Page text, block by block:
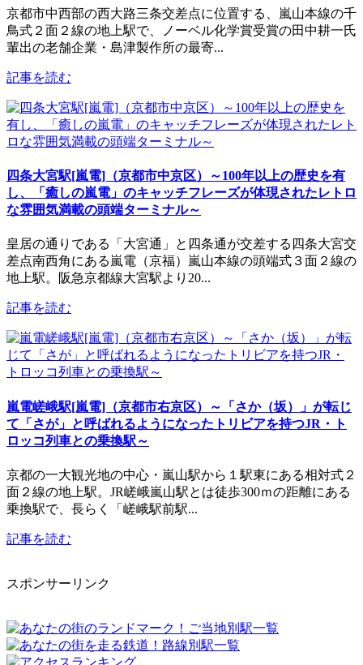
京都市中西部の西大路三条交差点に位置する、嵐山本線の千
鳥式２面２線の地上駅で、ノーベル化学賞受賞の田中耕一氏
輩出の老舗企業・島津製作所の最寄...
記事を読む
四条大宮駅[嵐電]（京都市中京区）～100年以上の歴史を有
し、「癒しの嵐電」のキャッチフレーズが体現されたレトロ
な雰囲気満載の頭端ターミナル～
皇居の通りである「大宮通」と四条通が交差する四条大宮交
差点南西角にある嵐電（京福）嵐山本線の頭端式３面２線の
地上駅。阪急京都線大宮駅より20...
記事を読む
嵐電嵯峨駅[嵐電]（京都市右京区）～「さか（坂）」が転じ
て「さが」と呼ばれるようになったトリビアを持つJR・ト
ロッコ列車との乗換駅～
京都の一大観光地の中心・嵐山駅から１駅東にある相対式２
面２線の地上駅。JR嵯峨嵐山駅とは徒歩300ｍの距離にある
乗換駅で、長らく「嵯峨駅前駅...
記事を読む
スポンサーリンク